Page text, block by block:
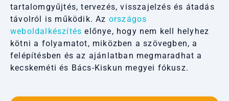
tartalomgyűjtés, tervezés, visszajelzés és átadás
távolról is működik. Az országos
weboldalkészítés előnye, hogy nem kell helyhez
kötni a folyamatot, miközben a szövegben, a
felépítésben és az ajánlatban megmaradhat a
kecskeméti és Bács-Kiskun megyei fókusz.